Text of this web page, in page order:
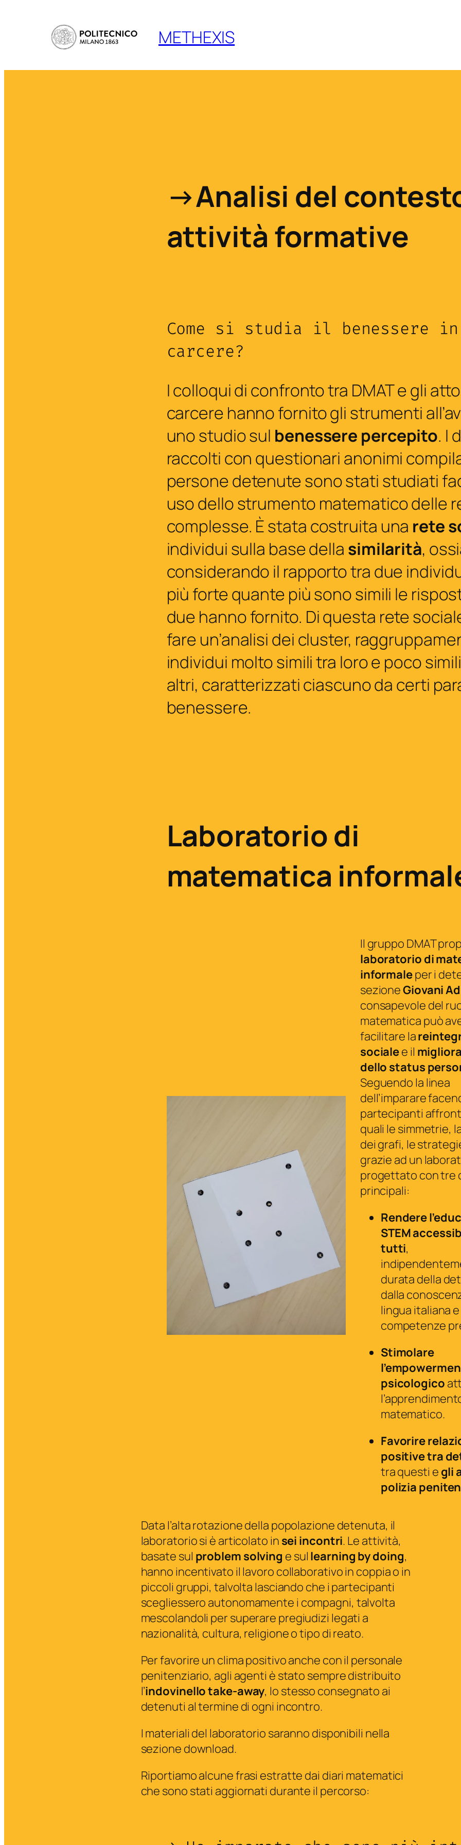
METHEXIS
→Analisi del
attività formative
Come si studia il benessere in
carcere?
I colloqui di confronto tra DMAT e gli
carcere hanno fornito gli strumenti
uno studio sul benessere percepito. I
raccolti con questionari anonimi
persone detenute sono stati studiati
uso dello strumento matematico delle
complesse. È stata costruita una rete
individui sulla base della similarità,
considerando il rapporto tra due
più forte quante più sono simili le
due hanno fornito. Di questa rete
fare un’analisi dei cluster,
individui molto simili tra loro e poco
altri, caratterizzati ciascuno da certi
benessere.
Laboratorio di
matematica
Il gruppo DMAT
laboratorio di
informaleper i
sezioneGiovani
consapevole del
matematica può
facilitare la
socialee il
dello status
Seguendo la linea
dell’imparare
partecipanti
quali le simmetrie,
dei grafi, le
grazie ad un
progettato con tre
principali:
Rendere
STEM
tutti,
durata della
dalla
lingua italiana
competenze
Stimolare
psicologico
matematico.
Favorire
positive tra
tra questi e gli
polizia
Data l’alta rotazione della popolazione detenuta, il
laboratorio si è articolato in sei incontri. Le attività,
basate sul problem solving e sul learning by doing,
hanno incentivato il lavoro collaborativo in coppia o in
piccoli gruppi, talvolta lasciando che i partecipanti
scegliessero autonomamente i compagni, talvolta
mescolandoli per superare pregiudizi legati a
nazionalità, cultura, religione o tipo di reato.
Per favorire un clima positivo anche con il personale
penitenziario, agli agenti è stato sempre distribuito
l’indovinello take-away, lo stesso consegnato ai
detenuti al termine di ogni incontro.
I materiali del laboratorio saranno disponibili nella
sezione download.
Riportiamo alcune frasi estratte dai diari matematici
che sono stati aggiornati durante il percorso: